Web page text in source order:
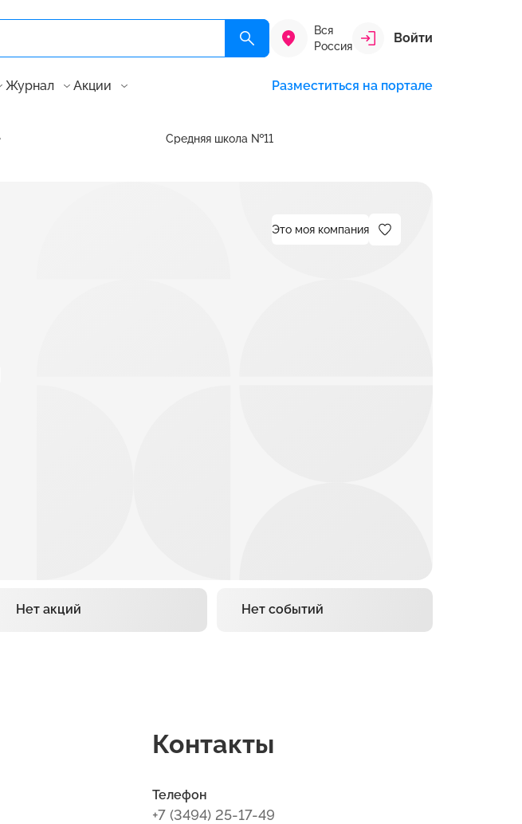
Вся
Россия
Войти
Журнал Акции Разместиться на портале
Средняя школа №11
Это моя компания
Нет акций Нет событий
Контакты
Телефон
+7 (3494) 25-17-49